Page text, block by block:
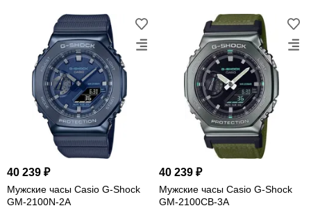
40 239 ₽
Мужские часы Casio G-Shock
GM-2100N-2A
40 239 ₽
Мужские часы Casio G-Shock
GM-2100CB-3A